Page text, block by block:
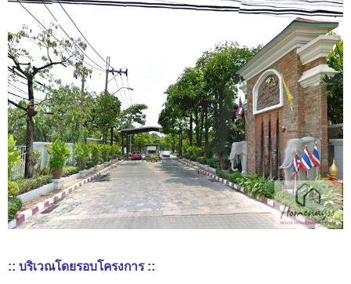
:: บริเวณโดยรอบโครงการ ::